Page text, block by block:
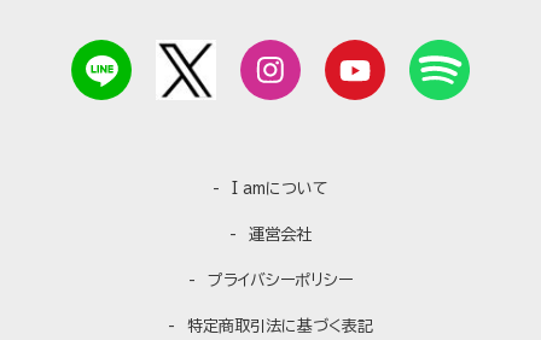
I amについて
運営会社
プライバシーポリシー
特定商取引法に基づく表記